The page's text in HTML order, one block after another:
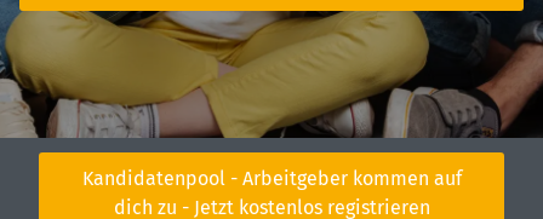
Kandidatenpool - Arbeitgeber kommen auf
dich zu - Jetzt kostenlos registrieren